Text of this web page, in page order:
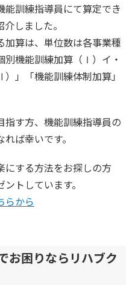
訓練指導員にて算定でき
しました。
算は、単位数は各事業種
別機能訓練加算（Ⅰ）イ・
」「機能訓練体制加算」
指す方、機能訓練指導員の
ば幸いです。
にする方法をお探しの方
トしています。
らから
お困りならリハブク